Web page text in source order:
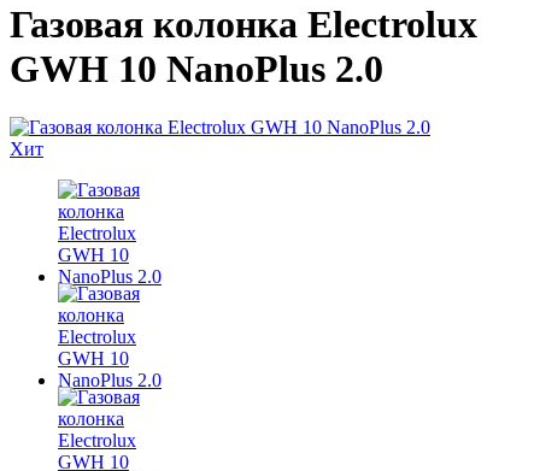
Газовая колонка Electrolux
GWH 10 NanoPlus 2.0
Хит